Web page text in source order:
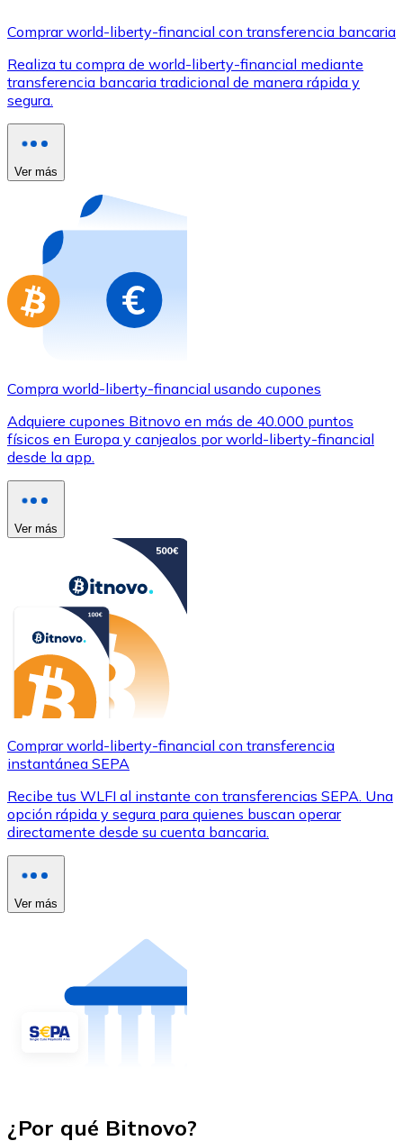
Comprar con tarjeta
Tienda - Tarjetas regalo
Nuevo
Compra tarjetas regalo de tus marcas favoritas con
Ir a la tienda de tarjetas regalo
Comprar world-liberty-financial con transferencia bancaria
Realiza tu compra de world-liberty-financial mediante
transferencia bancaria tradicional de manera rápida y
segura.
Ver más
Compra world-liberty-financial usando cupones
Adquiere cupones Bitnovo en más de 40.000 puntos
físicos en Europa y canjealos por world-liberty-financial
desde la app.
Ver más
Comprar world-liberty-financial con transferencia
instantánea SEPA
Recibe tus WLFI al instante con transferencias SEPA. Una
opción rápida y segura para quienes buscan operar
directamente desde su cuenta bancaria.
Ver más
¿Por qué Bitnovo?